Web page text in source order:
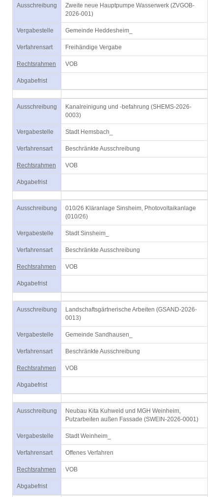
Ausschreibung
Zweite neue Hauptpumpe Wasserwerk (ZVGOB-
2026-001)
Vergabestelle Gemeinde Heddesheim_
Verfahrensart Freihändige Vergabe
Rechtsrahmen VOB
Abgabefrist
Ausschreibung
Kanalreinigung und -befahrung (SHEMS-2026-
0003)
Vergabestelle Stadt Hemsbach_
Verfahrensart Beschränkte Ausschreibung
Rechtsrahmen VOB
Abgabefrist
Ausschreibung
010/26 Kläranlage Sinsheim, Photovoltaikanlage
(010/26)
Vergabestelle Stadt Sinsheim_
Verfahrensart Beschränkte Ausschreibung
Rechtsrahmen VOB
Abgabefrist
Ausschreibung
Landschaftsgärtnerische Arbeiten (GSAND-2026-
0013)
Vergabestelle Gemeinde Sandhausen_
Verfahrensart Beschränkte Ausschreibung
Rechtsrahmen VOB
Abgabefrist
Ausschreibung
Neubau Kita Kuhweid und MGH Weinheim,
Putzarbeiten außen Fassade (SWEIN-2026-0001)
Vergabestelle Stadt Weinheim_
Verfahrensart Offenes Verfahren
Rechtsrahmen VOB
Abgabefrist